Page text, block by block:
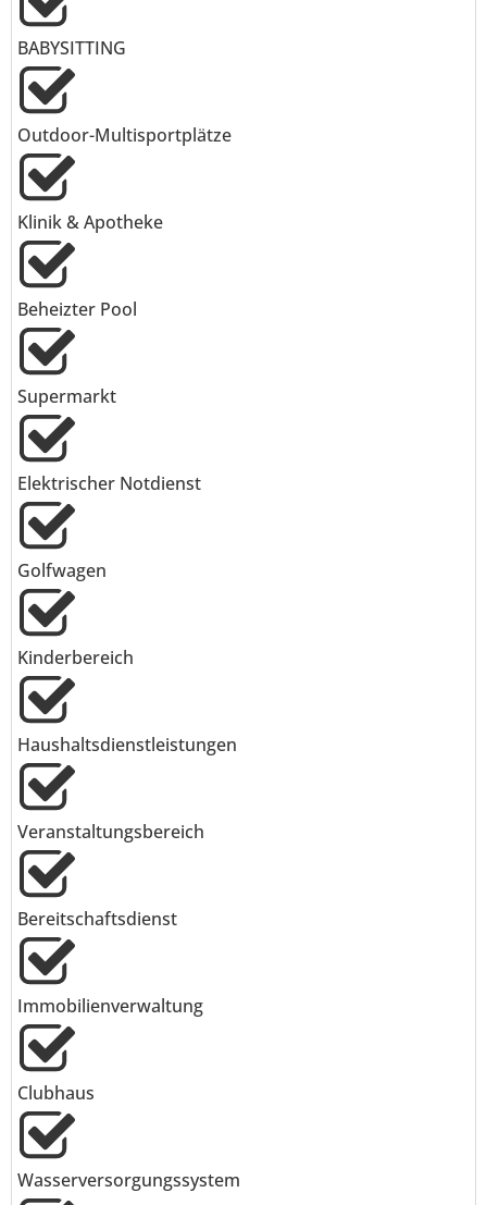
BABYSITTING
Outdoor-Multisportplätze
Klinik & Apotheke
Beheizter Pool
Supermarkt
Elektrischer Notdienst
Golfwagen
Kinderbereich
Haushaltsdienstleistungen
Veranstaltungsbereich
Bereitschaftsdienst
Immobilienverwaltung
Clubhaus
Wasserversorgungssystem